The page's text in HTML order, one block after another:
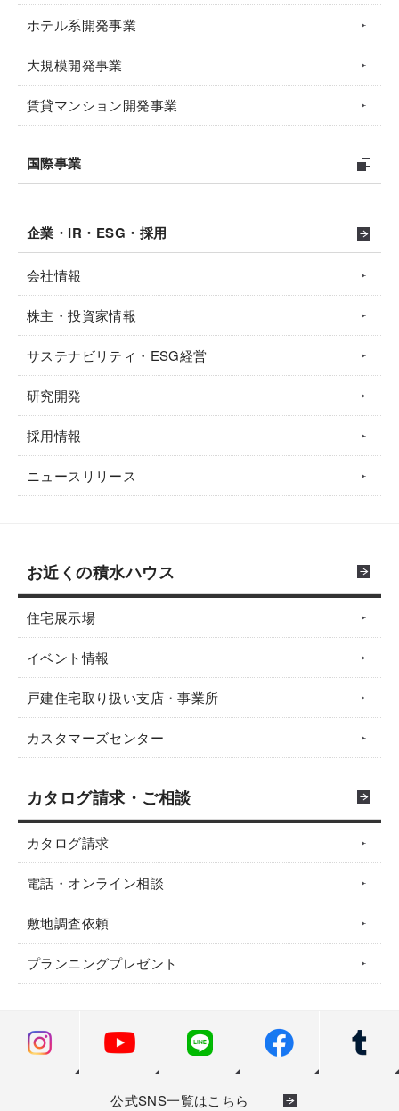
ホテル系開発事業
大規模開発事業
賃貸マンション開発事業
国際事業
企業・IR・ESG・採用
会社情報
株主・投資家情報
サステナビリティ・ESG経営
研究開発
採用情報
ニュースリリース
お近くの積水ハウス
住宅展示場
イベント情報
戸建住宅取り扱い支店・事業所
カスタマーズセンター
カタログ請求・ご相談
カタログ請求
電話・オンライン相談
敷地調査依頼
プランニングプレゼント
公式SNS一覧はこちら